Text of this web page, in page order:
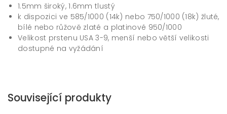
1.5mm široký, 1.6mm tlustý
k dispozici ve 585/1000 (14k) nebo 750/1000 (18k) žluté,
bílé nebo růžově zlaté a platinové 950/1000
Velikost prstenu USA 3-9, menší nebo větší velikosti
dostupné na vyžádání
Související produkty